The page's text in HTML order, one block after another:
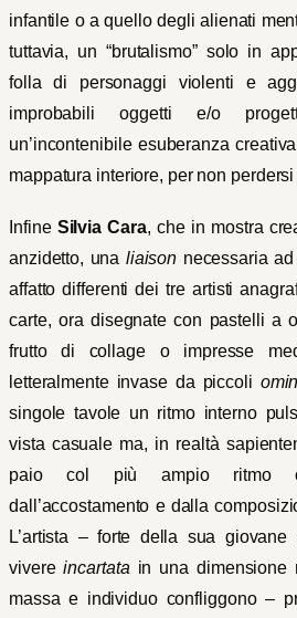
infantile o a quello degli alienati
tuttavia, un “brutalismo” solo in
folla di personaggi violenti e
improbabili oggetti e/o
un’incontenibile esuberanza
mappatura interiore, per non
Infine Silvia Cara, che in mostra
anzidetto, una liaison necessaria
affatto differenti dei tre artisti
carte, ora disegnate con pastelli a
frutto di collage o impresse
letteralmente invase da piccoli
singole tavole un ritmo interno
vista casuale ma, in realtà
paio col più ampio ritmo
dall’accostamento e dalla
L’artista – forte della sua
vivereincartata in una
massa e individuo confliggono –